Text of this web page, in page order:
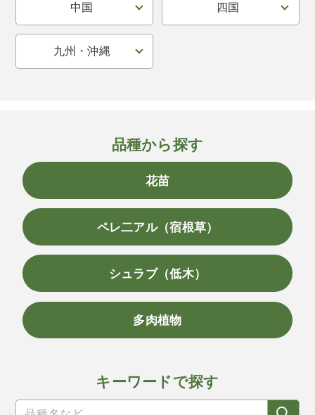
中国 四国
九州・沖縄
品種から探す
花苗
ペレ二アル（宿根草）
シュラブ（低木）
多肉植物
キーワードで探す